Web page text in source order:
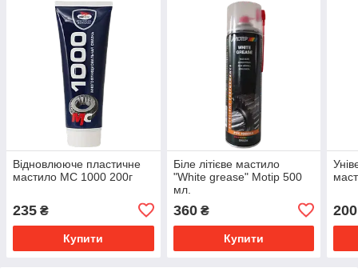
Відновлююче пластичне
мастило МС 1000 200г
235 ₴
Купити
Біле літієве мастило
"White grease" Motip 500
мл.
360₴
Купити
200